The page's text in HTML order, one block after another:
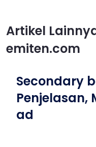
Artikel
emiten.com
Secondary
Penjelasan,
ad